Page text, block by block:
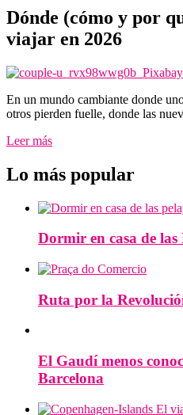
Dónde (cómo y por
viajar en 2026
En un mundo cambiante donde
otros pierden fuelle, donde las
Leer más
Lo más popular
Dormir en casa de las
Ruta por la
El Gaudí menos
Barcelona